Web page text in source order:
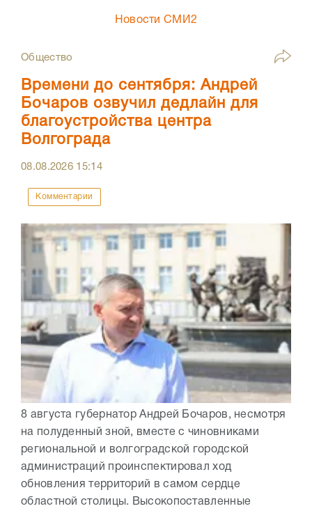
Новости СМИ2
Общество
Времени до сентября: Андрей
Бочаров озвучил дедлайн для
благоустройства центра
Волгограда
08.08.2026 15:14
Комментарии
8 августа губернатор Андрей Бочаров, несмотря
на полуденный зной, вместе с чиновниками
региональной и волгоградской городской
администраций проинспектировал ход
обновления территорий в самом сердце
областной столицы. Высокопоставленные